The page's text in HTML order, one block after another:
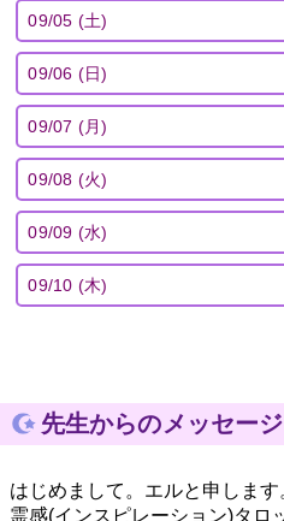
09/05 (土)
09/06 (日)
09/07 (月)
09/08 (火)
09/09 (水)
09/10 (木)
先生からのメッセージ